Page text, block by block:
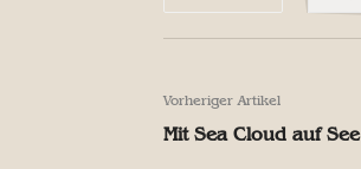
Vorheriger Artikel
Mit Sea Cloud auf See